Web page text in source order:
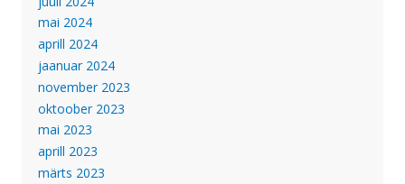
mai 2024
aprill 2024
jaanuar 2024
november 2023
oktoober 2023
mai 2023
aprill 2023
märts 2023